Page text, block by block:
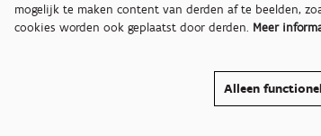
© Plantentuin Meise, BE0540708286, Nieuwelaan 38, 1860
Toegankelijkheidsverklaring
mogelijk te maken content van derden af te beelden,
cookies worden ook geplaatst door derden. Meer
Alleen